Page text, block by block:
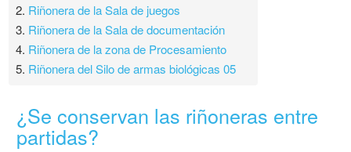
2. Riñonera de la Sala de juegos
3. Riñonera de la Sala de documentación
4. Riñonera de la zona de Procesamiento
5. Riñonera del Silo de armas biológicas 05
¿Se conservan las riñoneras entre
partidas?